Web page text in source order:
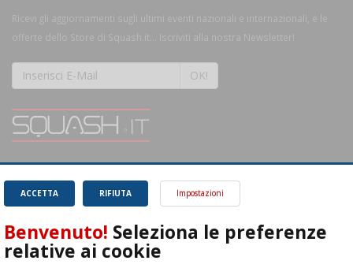
Ricevi gli aggiornamenti sugli ultimi eventi nazionali e internazionali, e le
offerte dello Store di Squash.it... Iscriviti alla nostra Newsletter!
OK!
magnifico sport.
Leggi
RIFIUTA
ACCETTA Impostazioni
Benvenuto! Seleziona le preferenze
relative ai cookie